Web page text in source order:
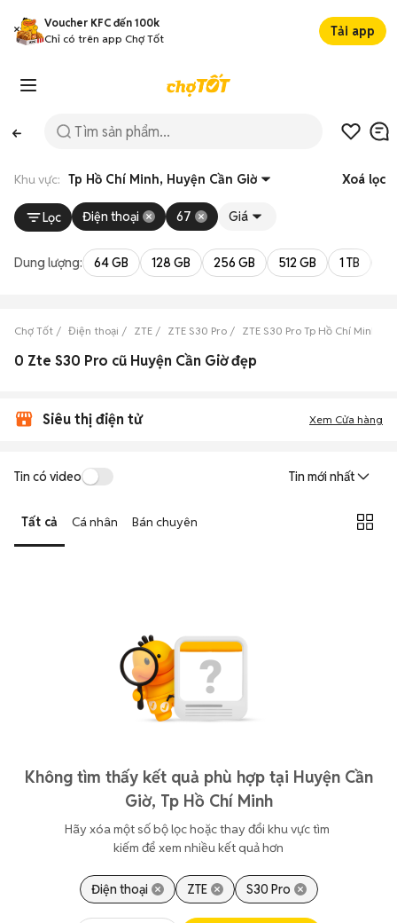
Voucher KFC đến 100k
Chỉ có trên app Chợ Tốt
Tải app
Khu vực: Tp Hồ Chí Minh, Huyện Cần Giờ Xoá lọc
Lọc Điện thoại 67 Giá
Dung lượng: 64 GB 128 GB 256 GB 512 GB 1 TB
Chợ Tốt Điện thoại ZTE ZTE S30 Pro ZTE S30 Pro Tp Hồ Chí Minh
0 Zte S30 Pro cũ Huyện Cần Giờ đẹp
Siêu thị điện tử Xem Cửa hàng
Tin có video Tin mới nhất
Tất cả Cá nhân Bán chuyên
Không tìm thấy kết quả phù hợp tại Huyện Cần
Giờ, Tp Hồ Chí Minh
Hãy xóa một số bộ lọc hoặc thay đổi khu vực tìm
kiếm để xem nhiều kết quả hơn
Điện thoại ZTE S30 Pro